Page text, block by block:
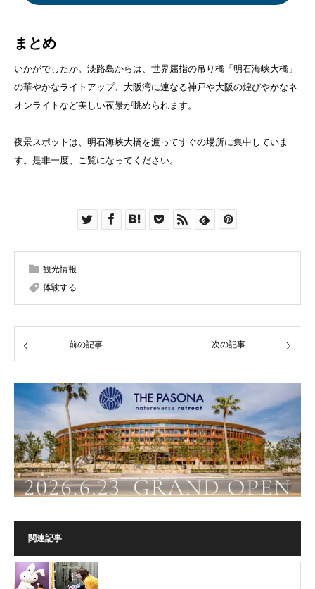
まとめ
いかがでしたか。淡路島からは、世界屈指の吊り橋「明石海峡大橋」
の華やかなライトアップ、大阪湾に連なる神戸や大阪の煌びやかなネ
オンライトなど美しい夜景が眺められます。
夜景スポットは、明石海峡大橋を渡ってすぐの場所に集中していま
す。是非一度、ご覧になってください。
観光情報
体験する
前の記事 次の記事
関連記事